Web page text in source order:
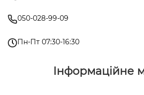
050-028-99-09
Пн-Пт 07:30-16:30
Інформаційне